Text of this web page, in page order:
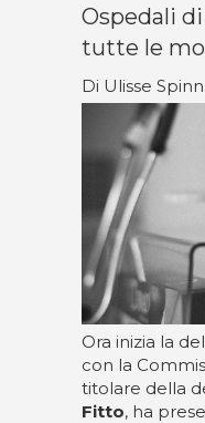
Ospedali
tutte le
Di Ulisse
Ora inizia la
con la
titolare della
Fitto, ha